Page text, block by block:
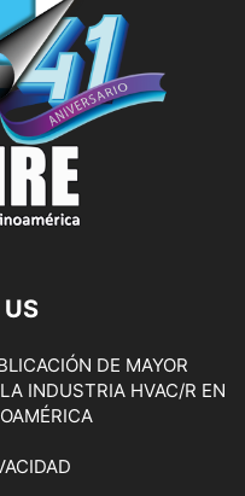
DE MAYOR
INDUSTRIA HVAC/R EN